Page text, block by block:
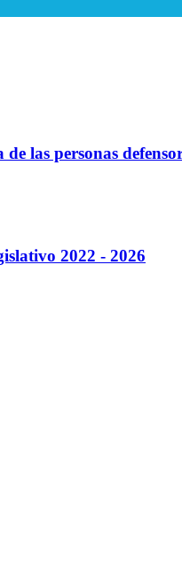
las personas
2022 - 2026